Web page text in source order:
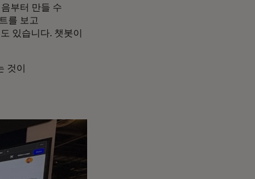
부터 만들 수
를 보고
있습니다. 챗봇이
것이